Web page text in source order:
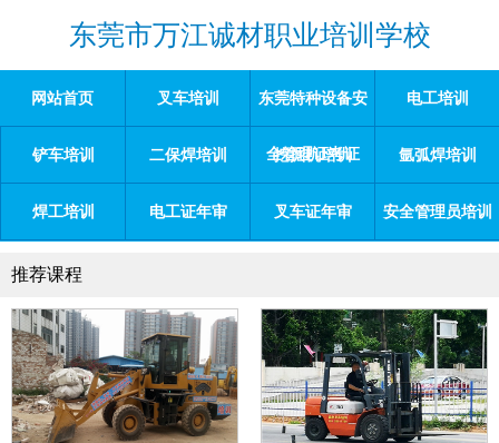
东莞市万江诚材职业培训学校
网站首页 叉车培训 东莞特种设备安
全管理证考证
电工培训
铲车培训 二保焊培训 挖掘机培训 氩弧焊培训
焊工培训 电工证年审 叉车证年审 安全管理员培训
推荐课程